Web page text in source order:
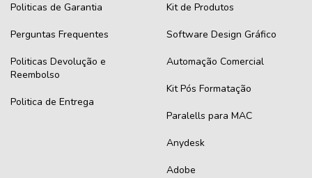
Politicas de Garantia
Perguntas Frequentes
Politicas Devolução e
Reembolso
Politica de Entrega
Kit de Produtos
Software Design Gráfico
Automação Comercial
Kit Pós Formatação
Paralells para MAC
Anydesk
Adobe